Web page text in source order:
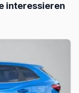
interessieren